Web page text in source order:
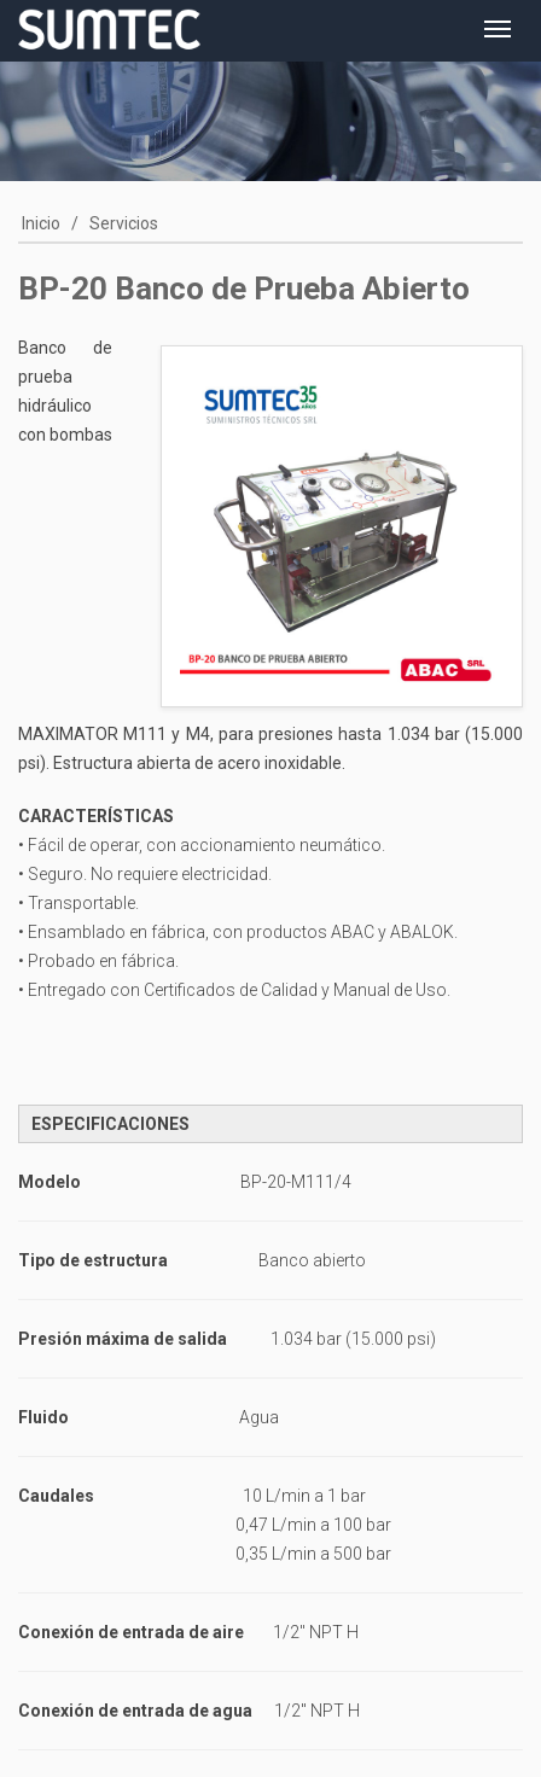
Inicio / Servicios
BP-20 Banco de Prueba Abierto
Banco de
prueba
hidráulico
con bombas
MAXIMATOR M111 y M4, para presiones hasta 1.034 bar (15.000
psi). Estructura abierta de acero inoxidable.
CARACTERÍSTICAS
• Fácil de operar, con accionamiento neumático.
• Seguro. No requiere electricidad.
• Transportable.
• Ensamblado en fábrica, con productos ABAC y ABALOK.
• Probado en fábrica.
• Entregado con Certificados de Calidad y Manual de Uso.
ESPECIFICACIONES
Modelo BP-20-M111/4
Tipo de estructura Banco abierto
Presión máxima de salida 1.034 bar (15.000 psi)
Fluido Agua
Caudales 10 L/min a 1 bar
0,47 L/min a 100 bar
0,35 L/min a 500 bar
Conexión de entrada de aire 1/2" NPT H
Conexión de entrada de agua 1/2" NPT H